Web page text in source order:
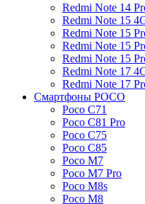
Redmi Note 14
Redmi Note 15
Redmi Note 15
Redmi Note 15
Redmi Note 15
Redmi Note 17
Redmi Note 17
Смартфоны POCO
Poco C71
Poco C81 Pro
Poco C75
Poco C85
Poco M7
Poco M7 Pro
Poco M8s
Poco M8